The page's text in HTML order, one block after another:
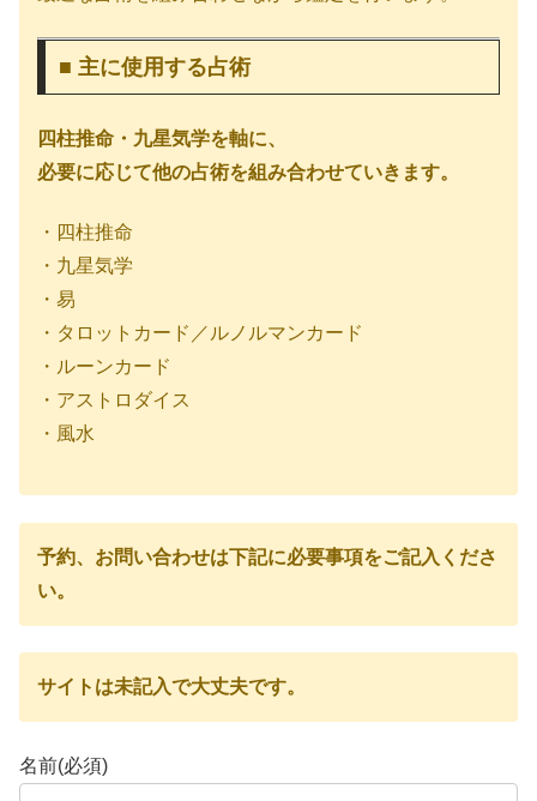
■ 主に使用する占術
四柱推命・九星気学を軸に、
必要に応じて他の占術を組み合わせていきます。
・四柱推命
・九星気学
・易
・タロットカード／ルノルマンカード
・ルーンカード
・アストロダイス
・風水
予約、お問い合わせは下記に必要事項をご記入くださ
い。
サイトは未記入で大丈夫です。
名前(必須)